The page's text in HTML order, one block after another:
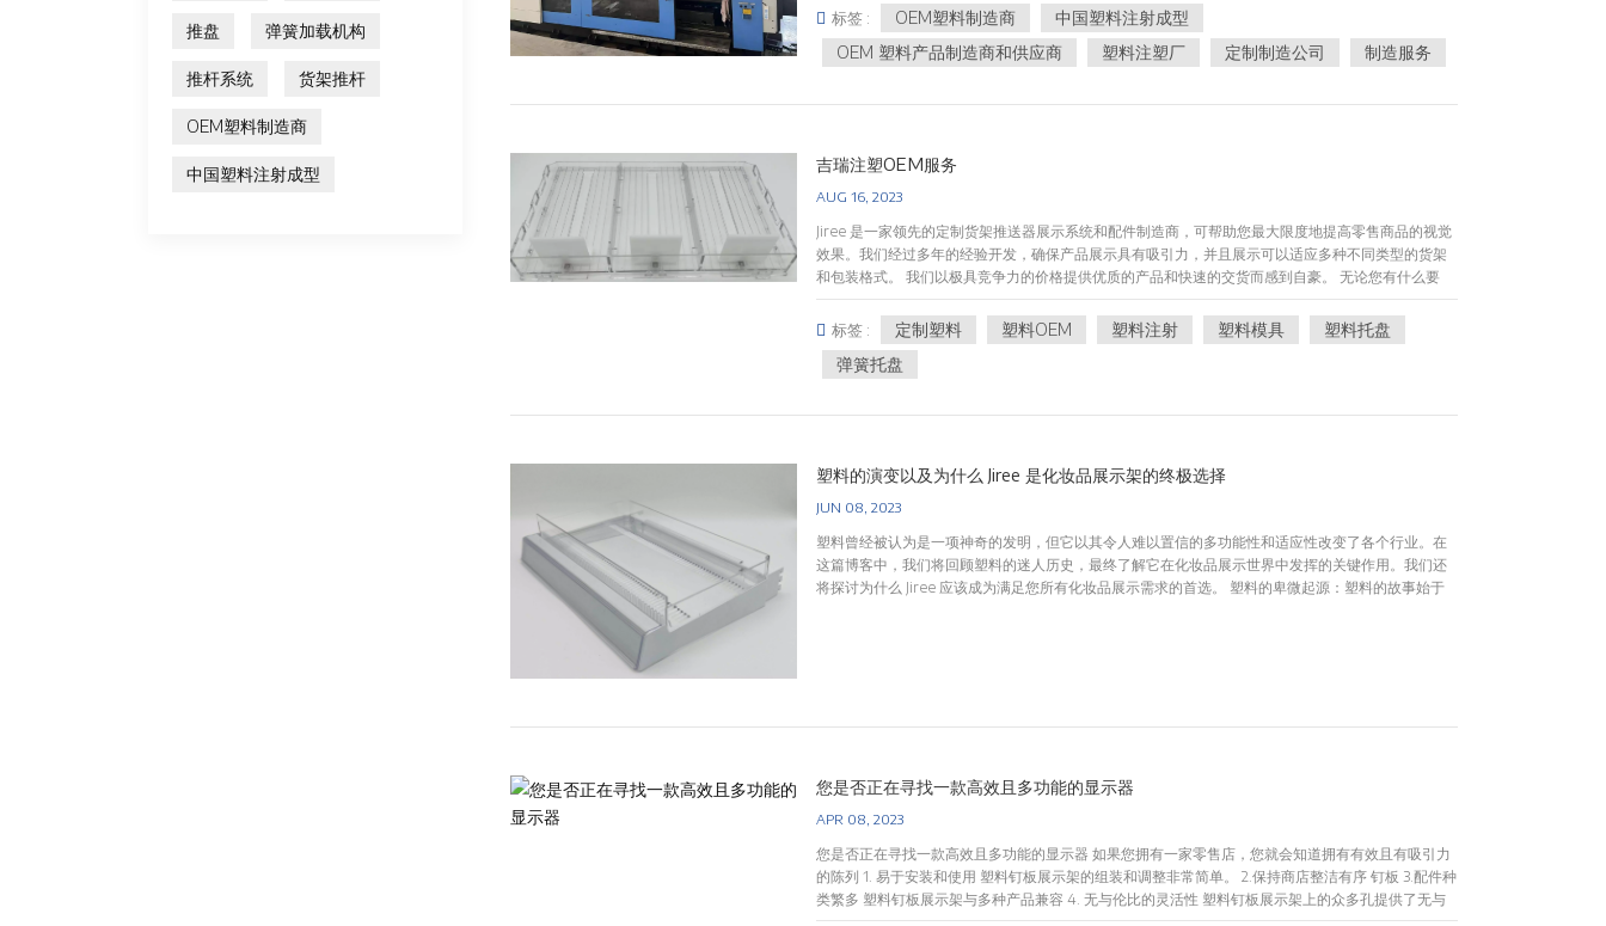
拥有适合该工作的机器。在未来的日子里，我们将继续坚定不移地努力为客户提供优质、先进的产品
和服务。愿这台全新的2800吨机器为我公司的未来照亮一盏灿烂的希望灯塔。
标签 : OEM塑料制造商
中国塑料注射成型
OEM 塑料产品制造商和供应商
塑料注塑厂 定制制造公司 制造服务
吉瑞注塑OEM服务
AUG 16, 2023
Jiree 是一家领先的定制货架推送器展示系统和配件制造商，可帮助您最大限度地提高零售商品的视觉
效果。我们经过多年的经验开发，确保产品展示具有吸引力，并且展示可以适应多种不同类型的货架
和包装格式。 我们以极具竞争力的价格提供优质的产品和快速的交货而感到自豪。 无论您有什么要
求，我们都可以帮助设计定制的推盘系统，这肯定会改善您的品牌战略和销售。我们提供重力进料系
统、旋转货架展示、货架分隔托盘、推杆托盘、勺子箱、重力箱、货架灯、板墙标志架、网格墙货
架、钉板墙、台面支架、价格标签等。 我们的产品应用：冷冻食品货架展示熟食分肉系统烟草销售系
统披萨标签钉板墙系统自动面向货架系统化妆品推盘LED面板巧克力和糖果推杆装置罐头和瓶子推动
标签 : 定制塑料 塑料OEM 塑料注射 塑料模具
塑料托盘
弹簧托盘
塑料的演变以及为什么 Jiree 是化妆品展示架的终极选择
JUN 08, 2023
塑料曾经被认为是一项神奇的发明，但它以其令人难以置信的多功能性和适应性改变了各个行业。在
这篇博客中，我们将回顾塑料的迷人历史，最终了解它在化妆品展示世界中发挥的关键作用。我们还
将探讨为什么 Jiree 应该成为满足您所有化妆品展示需求的首选。 塑料的卑微起源：塑料的故事始于
他们的产品。为什么选择吉瑞： 既然我们已经认识到塑料对化妆品展示行业的影响，那么让我们深入
料展示架方面的丰富背景和具有成本效益的供应链使我们在竞争中脱颖而出。3. 内部注塑车间： 我们
最先进的设施拥有 65 台注塑机，可满足各种展示架尺寸和定制需求。4. 高级亚克力工作坊： 我们的
经验、专业知识和全面解决方案的完美融合，使我们成为满足您所有化妆品展示要求的最终选择。凭
借我们对创新的热情和对卓越的承诺，我们相信我们有能力将您的愿景变为现实，使您的品牌在竞争
激烈的零售领域中脱颖而出。那么，让我们和Jiree一起踏上无限可能的旅程，一起重新定义化妆品展
您是否正在寻找一款高效且多功能的显示器
APR 08, 2023
您是否正在寻找一款高效且多功能的显示器 如果您拥有一家零售店，您就会知道拥有有效且有吸引力
的陈列 1. 易于安装和使用 塑料钉板展示架的组装和调整非常简单。 2.保持商店整洁有序 钉板 3.配件种
类繁多 塑料钉板展示架与多种产品兼容 4. 无与伦比的灵活性 塑料钉板展示架上的众多孔提供了无与
伦比的灵活性，因为面板、挂钩和其他配件可以连接到任何需要的地方。这种多功能性使塑料钉板展
推盘 弹簧加载机构
推杆系统 货架推杆
OEM塑料制造商
中国塑料注射成型